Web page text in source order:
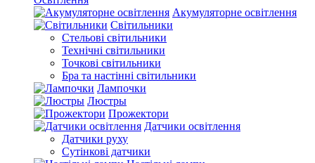
Акумуляторне освітлення
Світильники
Стельові світильники
Технічні світильники
Точкові світильники
Бра та настінні світильники
Лампочки
Люстры
Прожектори
Датчики освітлення
Датчики руху
Сутінкові датчики